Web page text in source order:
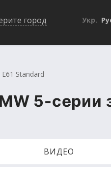
город Укр.
Standard
5-серии
ВИДЕО